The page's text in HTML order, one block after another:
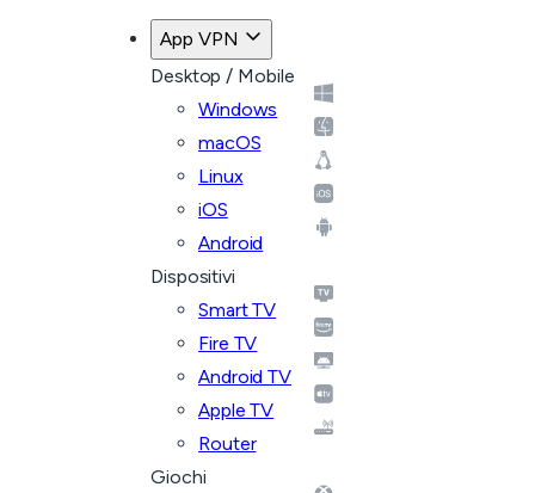
App VPN
Desktop / Mobile
Windows
macOS
Linux
iOS
Android
Dispositivi
Smart TV
Fire TV
Android TV
Apple TV
Router
Giochi